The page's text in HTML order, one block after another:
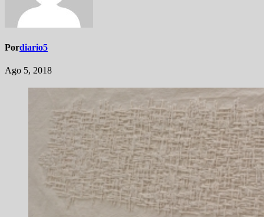
Pordiario5
Ago 5, 2018